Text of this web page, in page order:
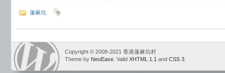
蓮麻坑
Copyright © 2008-2021 香港蓮麻坑村
Theme by NeoEase . Valid XHTML 1.1 and CSS 3